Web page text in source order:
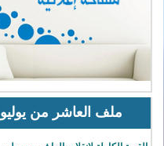
ملف العاشر من يوليو 1978